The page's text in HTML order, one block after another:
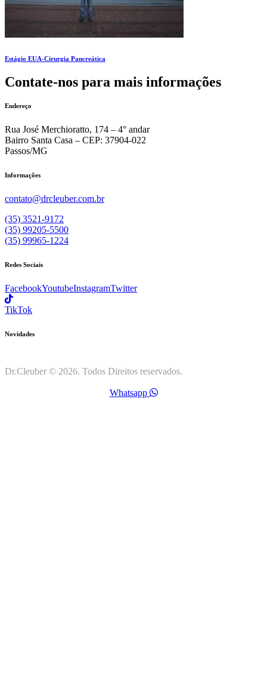
Estágio EUA-Cirurgia Pancreática
Contate-nos para mais informações
Endereço
Rua José Merchioratto, 174 – 4° andar
Bairro Santa Casa – CEP: 37904-022
Passos/MG
Informações
contato@drcleuber.com.br
(35) 3521-9172
(35) 99205-5500
(35) 99965-1224
Redes Sociais
FacebookYoutubeInstagramTwitter
TikTok
Novidades
Dr.Cleuber © 2026. Todos Direitos reservados.
Whatsapp